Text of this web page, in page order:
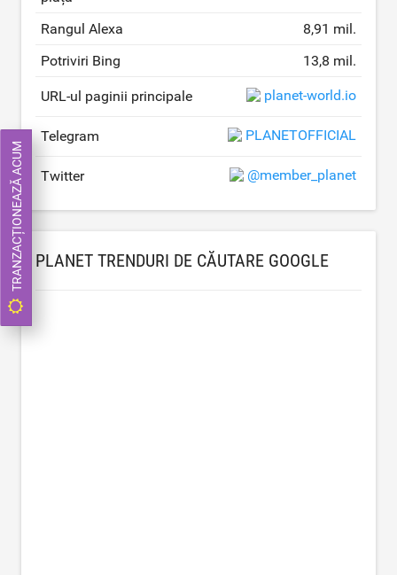
Rangul Alexa
8,91 mil.
Potriviri Bing
13,8 mil.
URL-ul paginii principale planet-world.io
Telegram PLANETOFFICIAL
Twitter @member_planet
PLANET TRENDURI DE CĂUTARE GOOGLE
TRANZACȚIONEAZĂ ACUM